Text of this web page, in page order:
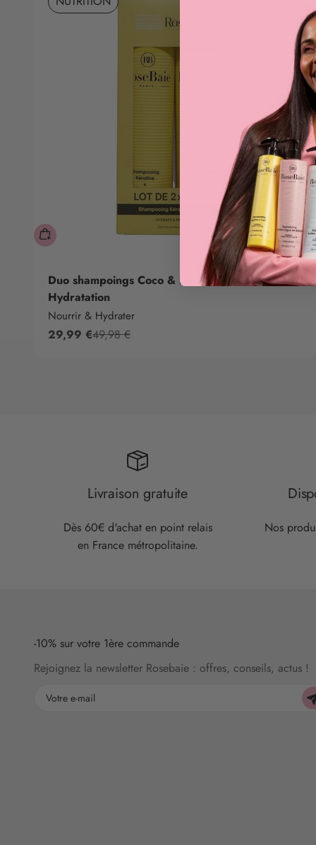
Duo shampoings Coco & kératine - Nutrition &
Hydratation
Nourrir & Hydrater
Precio de oferta
29,99 €Precio normal
49,98 €
Livraison gratuite
Dès 60€ d'achat en point relais
en France métropolitaine.
Nos
-10% sur votre 1ère commande
Rejoignez la newsletter Rosebaie : offres, conseils, actus !